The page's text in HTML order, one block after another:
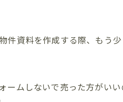
件資料を作成する際、もう少
ームしないで売った方がいい